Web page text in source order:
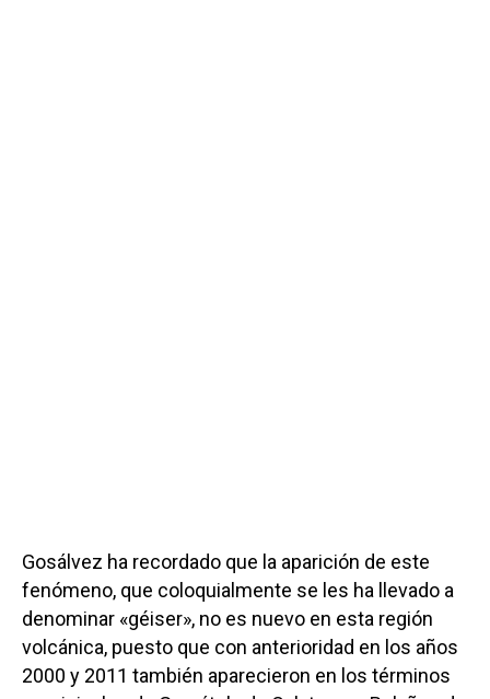
Gosálvez ha recordado que la aparición de este
fenómeno, que coloquialmente se les ha llevado a
denominar «géiser», no es nuevo en esta región
volcánica, puesto que con anterioridad en los años
2000 y 2011 también aparecieron en los términos